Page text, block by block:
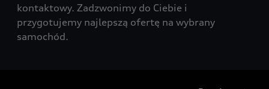
kontaktowy. Zadzwonimy do Ciebie i
przygotujemy najlepszą ofertę na wybrany
samochód.